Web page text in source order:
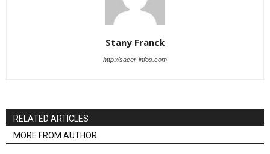
Stany Franck
http://sacer-infos.com
RELATED ARTICLES
MORE FROM AUTHOR